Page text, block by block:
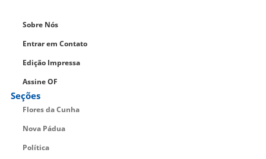
Sobre Nós
Entrar em Contato
Edição Impressa
Assine OF
Seções
Flores da Cunha
Nova Pádua
Política